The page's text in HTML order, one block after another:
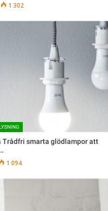
1 302
Trådfri smarta glödlampor att
1 094